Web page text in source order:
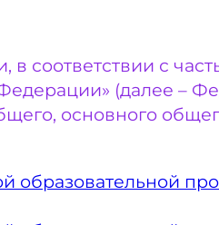
соответствии с
(далее –
основного
образовательной